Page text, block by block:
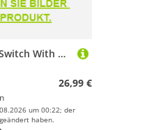
Talamex Battery Switch With Panel Schwarz
26,99 €
um 00:22; der
haben.